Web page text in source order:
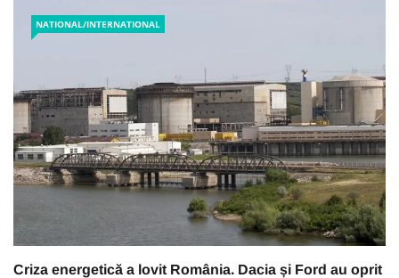
NATIONAL/INTERNATIONAL
Criza energetică a lovit România. Dacia și Ford au oprit